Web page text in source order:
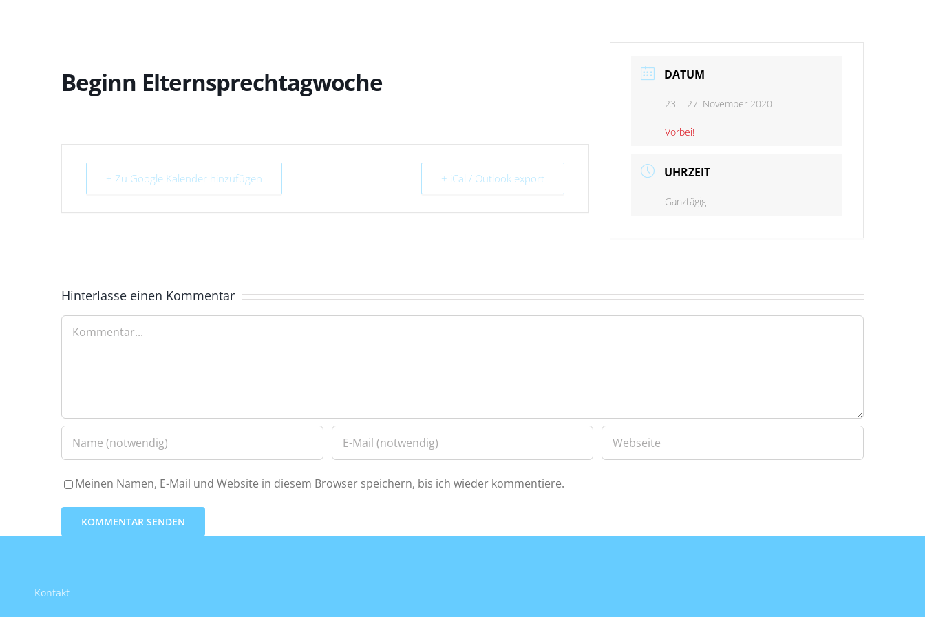
Beginn Elternsprechtagwoche
+ Zu Google Kalender hinzufügen + iCal / Outlook export
DATUM
23. - 27. November 2020
Vorbei!
UHRZEIT
Ganztägig
Hinterlasse einen Kommentar
Kommentar
Meinen Namen, E-Mail und Website in diesem Browser speichern, bis ich wieder kommentiere.
Kontakt